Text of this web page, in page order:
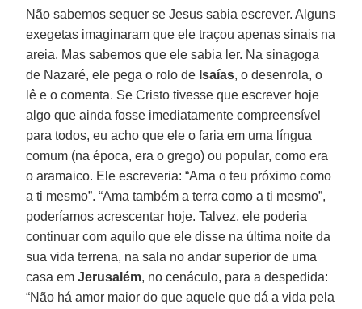
Não sabemos sequer se Jesus sabia escrever. Alguns
exegetas imaginaram que ele traçou apenas sinais na
areia. Mas sabemos que ele sabia ler. Na sinagoga
de Nazaré, ele pega o rolo de Isaías, o desenrola, o
lê e o comenta. Se Cristo tivesse que escrever hoje
algo que ainda fosse imediatamente compreensível
para todos, eu acho que ele o faria em uma língua
comum (na época, era o grego) ou popular, como era
o aramaico. Ele escreveria: “Ama o teu próximo como
a ti mesmo”. “Ama também a terra como a ti mesmo”,
poderíamos acrescentar hoje. Talvez, ele poderia
continuar com aquilo que ele disse na última noite da
sua vida terrena, na sala no andar superior de uma
casa emJerusalém, no cenáculo, para a despedida:
“Não há amor maior do que aquele que dá a vida pela